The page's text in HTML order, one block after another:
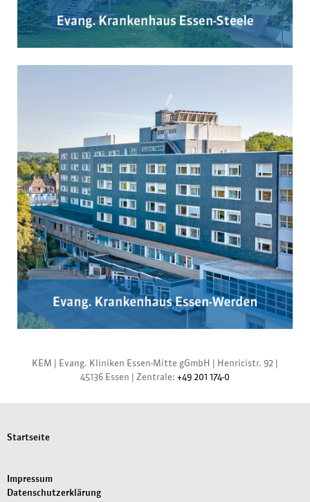
KEM | Evang. Kliniken Essen-Mitte gGmbH | Henricistr. 92 |
45136 Essen | Zentrale: +49 201 174-0
Startseite
Impressum
Datenschutzerklärung